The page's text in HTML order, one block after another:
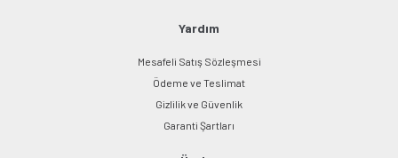
Yardım
Mesafeli Satış Sözleşmesi
Ödeme ve Teslimat
Gizlilik ve Güvenlik
Garanti Şartları